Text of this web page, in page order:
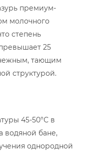
премиум-
молочного
степень
25
тающим
структурой.
45-50°С в
водяной бане,
однородной